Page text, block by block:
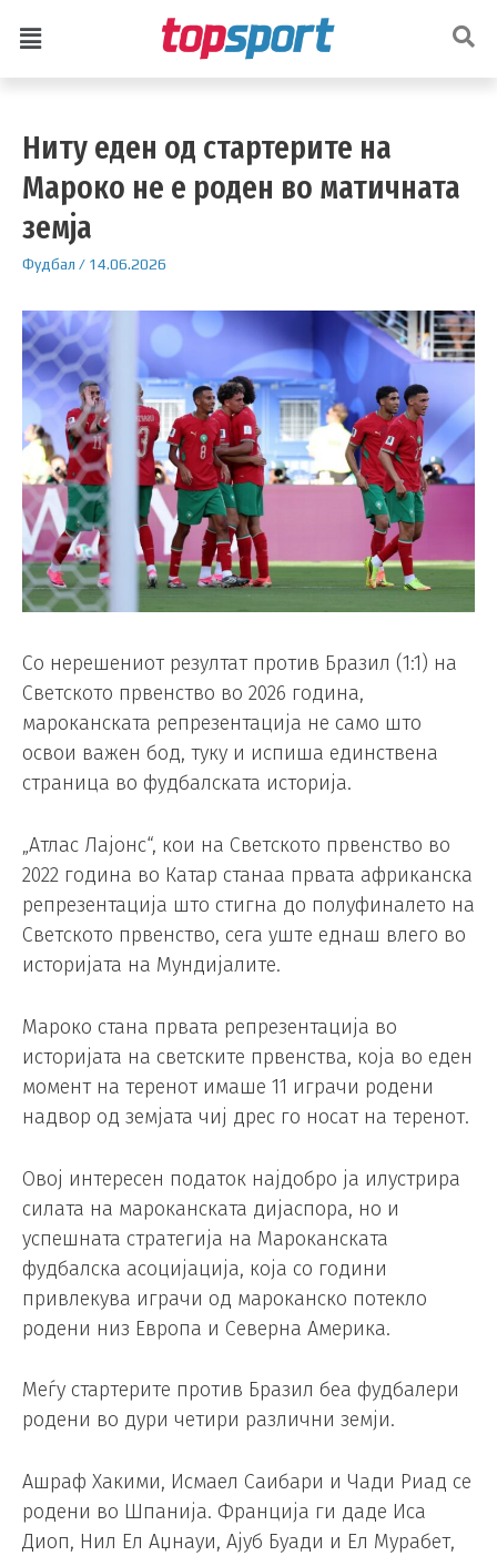
Ниту еден од стартерите на
Мароко не е роден во матичната
земја
Фудбал / 14.06.2026
Со нерешениот резултат против Бразил (1:1) на
Светското првенство во 2026 година,
мароканската репрезентација не само што
освои важен бод, туку и испиша единствена
страница во фудбалската историја.
„Атлас Лајонс“, кои на Светското првенство во
2022 година во Катар станаа првата африканска
репрезентација што стигна до полуфиналето на
Светското првенство, сега уште еднаш влего во
историјата на Мундијалите.
Мароко стана првата репрезентација во
историјата на светските првенства, која во еден
момент на теренот имаше 11 играчи родени
надвор од земјата чиј дрес го носат на теренот.
Овој интересен податок најдобро ја илустрира
силата на мароканската дијаспора, но и
успешната стратегија на Мароканската
фудбалска асоцијација, која со години
привлекува играчи од мароканско потекло
родени низ Европа и Северна Америка.
Меѓу стартерите против Бразил беа фудбалери
родени во дури четири различни земји.
Ашраф Хакими, Исмаел Саибари и Чади Риад се
родени во Шпанија. Франција ги даде Иса
Диоп, Нил Ел Аџнауи, Ајуб Буади и Ел Мурабет,